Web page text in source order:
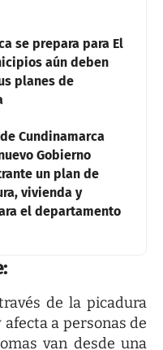
se prepara para El
aún deben
planes de
Cundinamarca
Gobierno
un plan de
vivienda y
el departamento
de la picadura
a personas de
van desde una